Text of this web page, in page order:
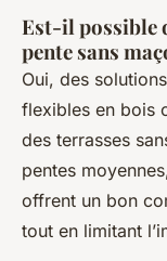
Est-il possible
pente sans
Oui, des
flexibles en bois
des terrasses
pentes
offrent un bon
tout en limitant